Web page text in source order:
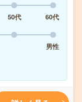
50代
60代
男性